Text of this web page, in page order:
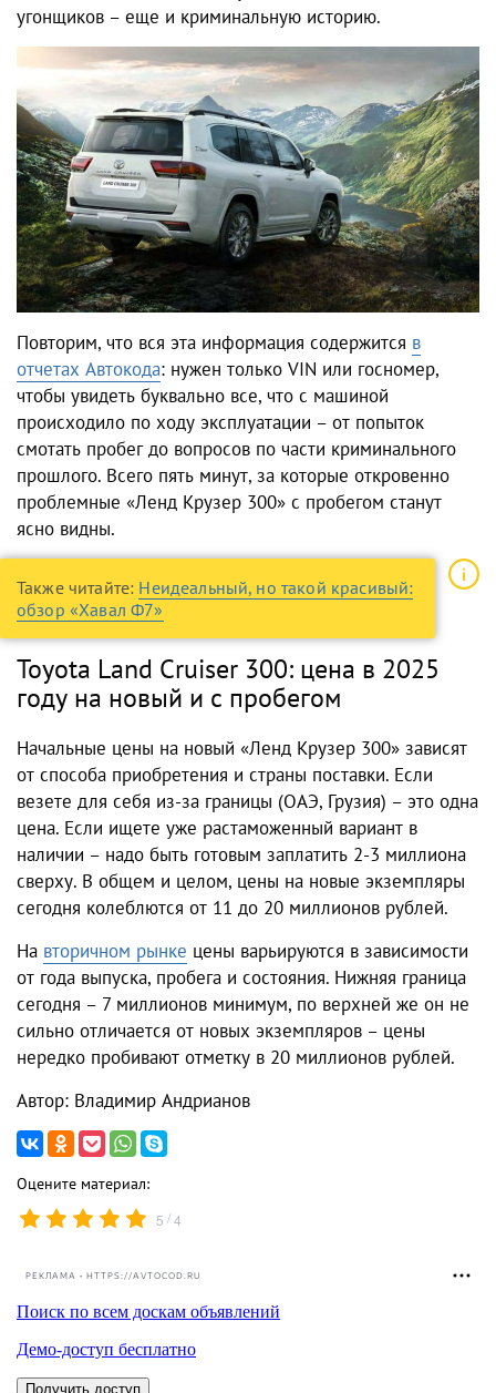
угонщиков – еще и криминальную историю.
Повторим, что вся эта информация содержится в
отчетах Автокода: нужен только VIN или госномер,
чтобы увидеть буквально все, что с машиной
происходило по ходу эксплуатации – от попыток
смотать пробег до вопросов по части криминального
прошлого. Всего пять минут, за которые откровенно
проблемные «Ленд Крузер 300» с пробегом станут
ясно видны.
Также читайте: Неидеальный, но такой красивый:
обзор «Хавал Ф7»
Toyota Land Cruiser 300: цена в 2025
году на новый и с пробегом
Начальные цены на новый «Ленд Крузер 300» зависят
от способа приобретения и страны поставки. Если
везете для себя из-за границы (ОАЭ, Грузия) – это одна
цена. Если ищете уже растаможенный вариант в
наличии – надо быть готовым заплатить 2-3 миллиона
сверху. В общем и целом, цены на новые экземпляры
сегодня колеблются от 11 до 20 миллионов рублей.
На вторичном рынке цены варьируются в зависимости
от года выпуска, пробега и состояния. Нижняя граница
сегодня – 7 миллионов минимум, по верхней же он не
сильно отличается от новых экземпляров – цены
нередко пробивают отметку в 20 миллионов рублей.
Автор: Владимир Андрианов
Оцените материал:
5 /4
РЕКЛАМА • HTTPS://AVTOCOD.RU